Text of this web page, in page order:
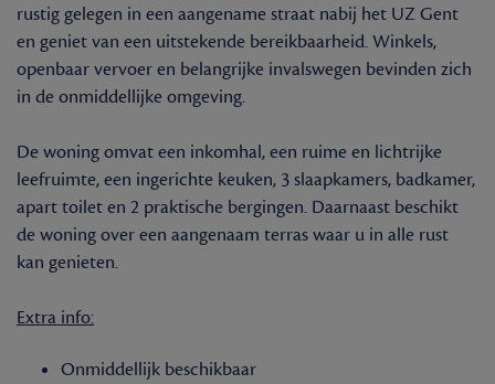
rustig gelegen in een aangename straat nabij het UZ Gent
en geniet van een uitstekende bereikbaarheid. Winkels,
openbaar vervoer en belangrijke invalswegen bevinden zich
in de onmiddellijke omgeving.
De woning omvat een inkomhal, een ruime en lichtrijke
leefruimte, een ingerichte keuken, 3 slaapkamers, badkamer,
apart toilet en 2 praktische bergingen. Daarnaast beschikt
de woning over een aangenaam terras waar u in alle rust
kan genieten.
Extra info:
Onmiddellijk beschikbaar